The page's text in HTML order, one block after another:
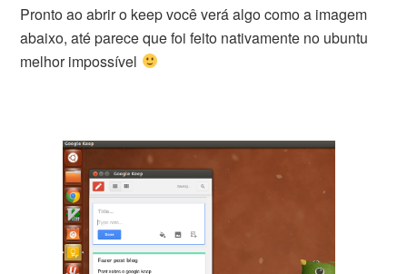
Pronto ao abrir o keep você verá algo como a imagem
abaixo, até parece que foi feito nativamente no ubuntu
melhor impossível